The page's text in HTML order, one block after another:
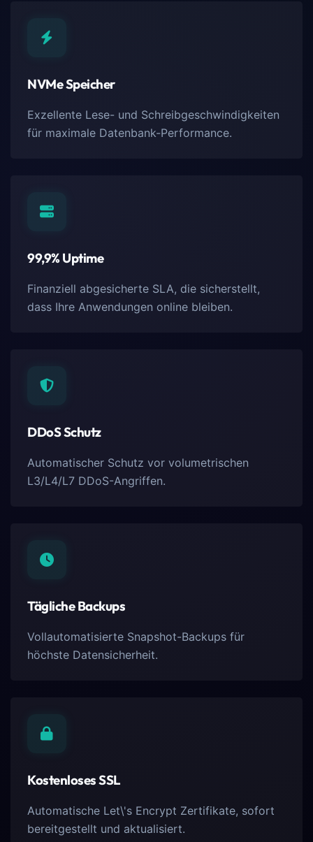
NVMe Speicher
Exzellente Lese- und Schreibgeschwindigkeiten
für maximale Datenbank-Performance.
99,9% Uptime
Finanziell abgesicherte SLA, die sicherstellt,
dass Ihre Anwendungen online bleiben.
DDoS Schutz
Automatischer Schutz vor volumetrischen
L3/L4/L7 DDoS-Angriffen.
Tägliche Backups
Vollautomatisierte Snapshot-Backups für
höchste Datensicherheit.
Kostenloses SSL
Automatische Let\'s Encrypt Zertifikate, sofort
bereitgestellt und aktualisiert.